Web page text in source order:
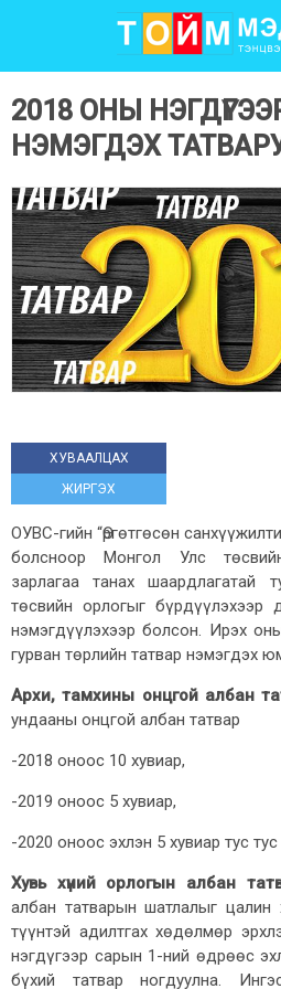
2018 ОНЫ
НЭМЭГДЭХ
ХУВААЛЦАХ
ЖИРГЭХ
ОУВС-гийн “Өргөтгөсөн
болсноор Монгол Улс
зарлагаа танах шаардлагатай
төсвийн орлогыг бүрдүүлэхээр
нэмэгдүүлэхээр болсон. Ирэх
гурван төрлийн татвар нэмэгдэх
Архи, тамхины онцгой албан
ундааны онцгой албан татвар
-2018 оноос 10 хувиар,
-2019 оноос 5 хувиар,
-2020 оноос эхлэн 5 хувиар тус
Хувь хүний орлогын албан
албан татварын шатлалыг
түүнтэй адилтгах хөдөлмөр
нэгдүгээр сарын 1-ний өдрөөс
бүхий татвар ногдуулна.